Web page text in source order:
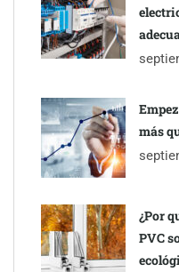
Jumpstart: EE.UU.
más
¿Por
PVC